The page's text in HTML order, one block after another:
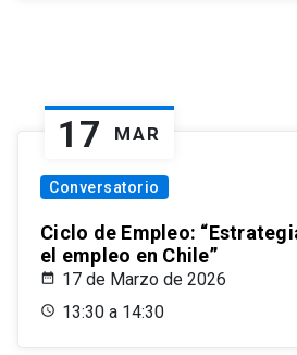
17 MAR
Conversatorio
Ciclo de Empleo:
el empleo en Chile”
17 de Marzo de 2026
13:30 a 14:30